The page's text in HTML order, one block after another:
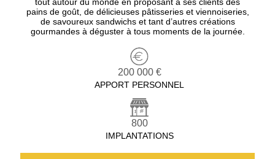
tout autour du monde en proposant à ses clients des
pains de goût, de délicieuses pâtisseries et viennoiseries,
de savoureux sandwichs et tant d’autres créations
gourmandes à déguster à tous moments de la journée.
200 000 €
APPORT PERSONNEL
800
IMPLANTATIONS